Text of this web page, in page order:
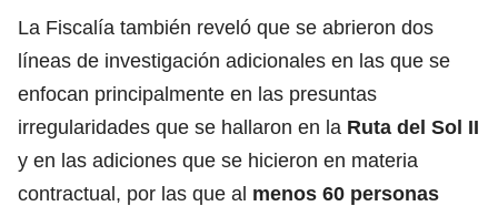
La Fiscalía también reveló que se abrieron dos
líneas de investigación adicionales en las que se
enfocan principalmente en las presuntas
irregularidades que se hallaron en la Ruta del Sol II
y en las adiciones que se hicieron en materia
contractual, por las que al menos 60 personas